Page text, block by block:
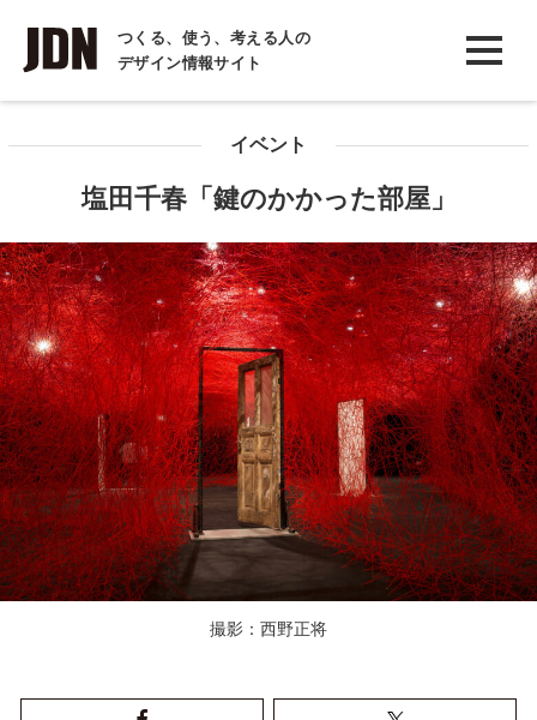
つくる、使う、考える人の
デザイン情報サイト
INTERVIEW
インタビュー
コラム
イベント
塩田千春「鍵のかかった部屋」
撮影：西野正将